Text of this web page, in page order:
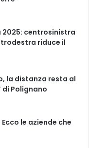
2025: centrosinistra
riduce il
la distanza resta al
di Polignano
Ecco le aziende che